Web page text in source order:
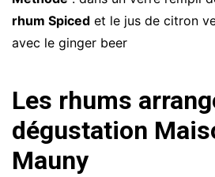
rhum Spiced et le jus de citron
avec le ginger beer
Les rhums
dégustation
Mauny